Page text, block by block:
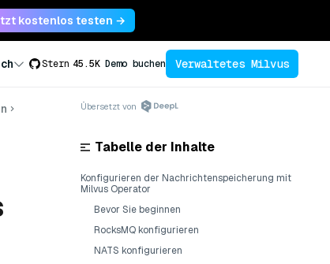
kostenlos testen →
Stern 45.5K Demo buchen Verwaltetes Milvus
Übersetzt von
Tabelle der Inhalte
Konfigurieren der Nachrichtenspeicherung mit
Milvus Operator
Bevor Sie beginnen
RocksMQ konfigurieren
NATS konfigurieren